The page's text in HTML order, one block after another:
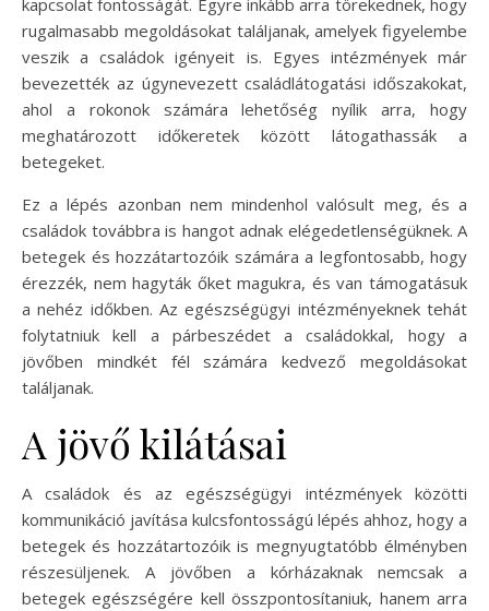
rugalmasabb megoldásokat találjanak, amelyek figyelembe
veszik a családok igényeit is. Egyes intézmények már
bevezették az úgynevezett családlátogatási időszakokat,
ahol a rokonok számára lehetőség nyílik arra, hogy
meghatározott időkeretek között látogathassák a
betegeket.
Ez a lépés azonban nem mindenhol valósult meg, és a
családok továbbra is hangot adnak elégedetlenségüknek. A
betegek és hozzátartozóik számára a legfontosabb, hogy
érezzék, nem hagyták őket magukra, és van támogatásuk
a nehéz időkben. Az egészségügyi intézményeknek tehát
folytatniuk kell a párbeszédet a családokkal, hogy a
jövőben mindkét fél számára kedvező megoldásokat
találjanak.
A jövő kilátásai
A családok és az egészségügyi intézmények közötti
kommunikáció javítása kulcsfontosságú lépés ahhoz, hogy a
betegek és hozzátartozóik is megnyugtatóbb élményben
részesüljenek. A jövőben a kórházaknak nemcsak a
betegek egészségére kell összpontosítaniuk, hanem arra